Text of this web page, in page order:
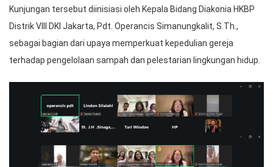
Kunjungan tersebut diinisiasi oleh Kepala Bidang Diakonia HKBP
Distrik VIII DKI Jakarta, Pdt. Operancis Simanungkalit, S.Th.,
sebagai bagian dari upaya memperkuat kepedulian gereja
terhadap pengelolaan sampah dan pelestarian lingkungan hidup.